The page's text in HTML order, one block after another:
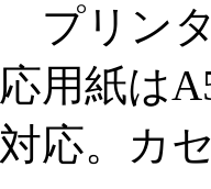
プリンタ
応用紙は
対応。カ